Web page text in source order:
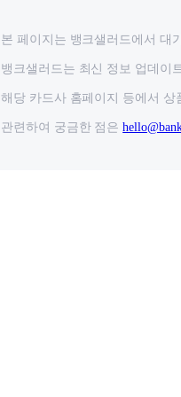
본 페이지는 뱅크샐러드에서 대
뱅크샐러드는 최신 정보 업데이
해당 카드사 홈페이지 등에서
관련하여 궁금한 점은